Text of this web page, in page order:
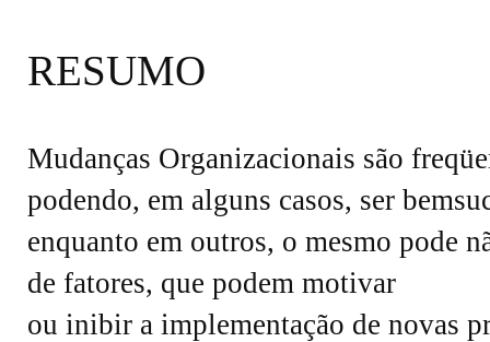
RESUMO
Mudanças Organizacionais são
podendo, em alguns casos, ser
enquanto em outros, o mesmo pode
de fatores, que podem motivar
ou inibir a implementação de novas